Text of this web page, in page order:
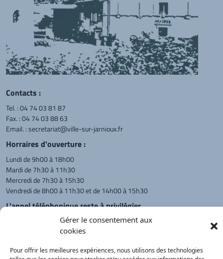
Gérer le consentement aux
cookies
Pour offrir les meilleures expériences, nous utilisons des technologies
Contacts :
Tel. :04 74 03 81 87
Fax. : 04 74 03 88 63
Email. :secretariat@ville-sur-jarnioux.fr
Horraires d'ouverture :
Lundi de 9h00 à 18h00
Mardi de 7h30 à 11h30
Mercredi de 7h30 à 15h30
Vendredi de 8h00 à 11h30 et de 14h00 à 15h30
L'appel téléphonique reste à privilégier
Monsieur le Maire et les adjoints
reçoivent sur rendez-vous.